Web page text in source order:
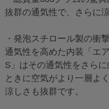
抜群の通気性で、さらに涼
・発泡スチロール製の衝
通気性を高めた内装「エ
S」はその通気性をさら
ときに空気がより一層よ
涼しさも抜群です。